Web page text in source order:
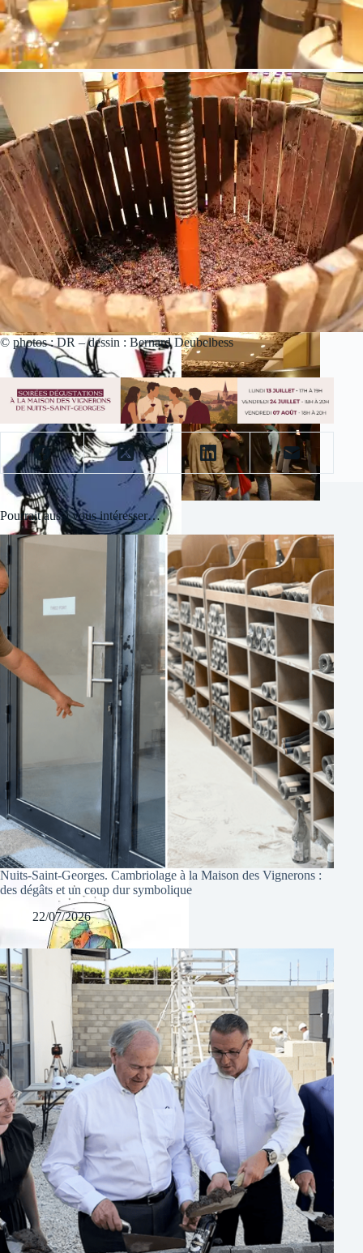
© photos : DR – dessin : Bernard Deubelbess
Pourrait aussi vous intéresser…
Nuits-Saint-Georges. Cambriolage à la Maison des Vignerons :
des dégâts et un coup dur symbolique
22/07/2026